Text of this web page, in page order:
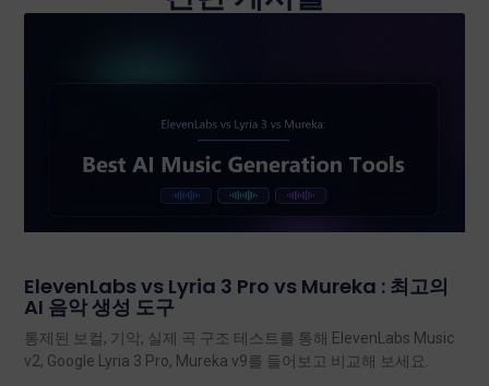
ElevenLabs vs Lyria 3 Pro vs Mureka : 최고의
AI 음악 생성 도구
통제된 보컬, 기악, 실제 곡 구조 테스트를 통해 ElevenLabs Music
v2, Google Lyria 3 Pro, Mureka v9를 들어보고 비교해 보세요.